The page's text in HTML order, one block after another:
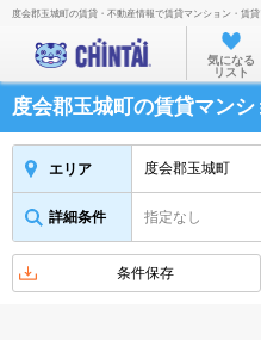
お部
度会郡玉城町の賃貸・不動産情報で賃貸マンション・賃
気になる
リスト
度会郡玉城町の賃貸マン
エリア 度会郡玉城町
詳細条件 指定なし
条件保存